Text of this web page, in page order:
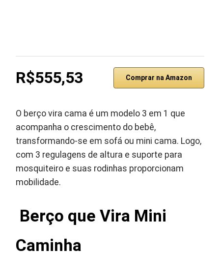
R$555,53 Comprar na Amazon
O berço vira cama é um modelo 3 em 1 que
acompanha o crescimento do bebê,
transformando-se em sofá ou mini cama. Logo,
com 3 regulagens de altura e suporte para
mosquiteiro e suas rodinhas proporcionam
mobilidade.
Berço que Vira Mini
Caminha